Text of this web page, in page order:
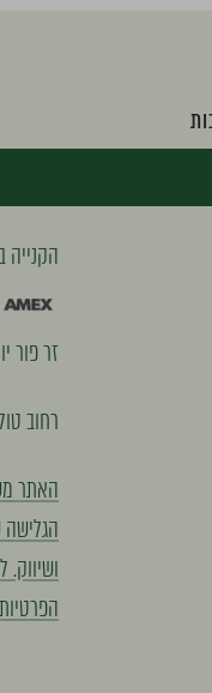
זר פור יו (2000) בע"מ, ח.פ
רחוב טוליפמן 7 ראשון